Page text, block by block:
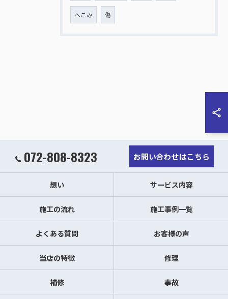
へこみ 傷
072-808-8323 お問い合わせはこちら
想い サービス内容
施工の流れ 施工事例一覧
よくある質問 お客様の声
当店の特徴 修理
補修 事故